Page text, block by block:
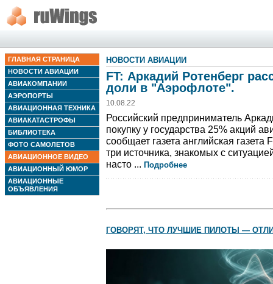
ГЛАВНАЯ СТРАНИЦА
НОВОСТИ АВИАЦИИ
АВИАКОМПАНИИ
АЭРОПОРТЫ
АВИАЦИОННАЯ ТЕХНИКА
АВИАКАТАСТРОФЫ
БИБЛИОТЕКА
ФОТО САМОЛЕТОВ
АВИАЦИОННОЕ ВИДЕО
АВИАЦИОННЫЙ ЮМОР
АВИАЦИОННЫЕ
ОБЪЯВЛЕНИЯ
НОВОСТИ АВИАЦИИ
FT: Аркадий Ротенберг
доли в "Аэрофлоте".
10.08.22
Российский предприниматель
покупку у государства 25% акций
сообщает газета английская
три источника, знакомых с
насто ... Подробнее
ГОВОРЯТ, ЧТО ЛУЧШИЕ ПИЛОТЫ —